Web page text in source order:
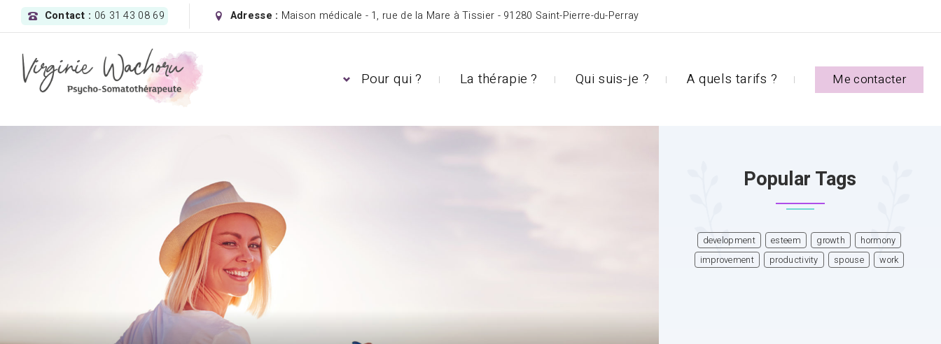
Contact : 06 31 43 08 69 Adresse : Maison médicale - 1, rue de la Mare à Tissier - 91280 Saint-Pierre-du-Perray
Pour qui ? La thérapie ? Qui suis-je ? A quels tarifs ? Me contacter
Popular Tags
development esteem growth
hormony
improvement
productivity spouse work